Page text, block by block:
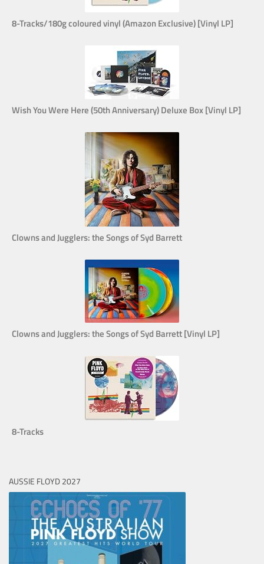
8-Tracks/180g coloured vinyl (Amazon Exclusive) [Vinyl LP]
Wish You Were Here (50th Anniversary) Deluxe Box [Vinyl LP]
Clowns and Jugglers: the Songs of Syd Barrett
Clowns and Jugglers: the Songs of Syd Barrett [Vinyl LP]
8-Tracks
AUSSIE FLOYD 2027